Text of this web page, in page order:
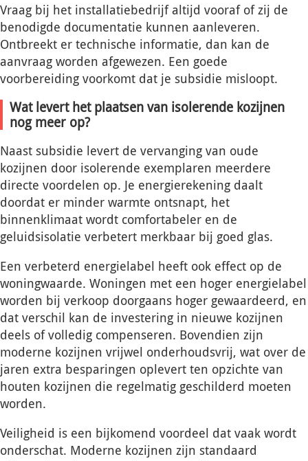
Vraag bij het installatiebedrijf altijd vooraf of zij de
benodigde documentatie kunnen aanleveren.
Ontbreekt er technische informatie, dan kan de
aanvraag worden afgewezen. Een goede
voorbereiding voorkomt dat je subsidie misloopt.
Wat levert het plaatsen van isolerende kozijnen
nog meer op?
Naast subsidie levert de vervanging van oude
kozijnen door isolerende exemplaren meerdere
directe voordelen op. Je energierekening daalt
doordat er minder warmte ontsnapt, het
binnenklimaat wordt comfortabeler en de
geluidsisolatie verbetert merkbaar bij goed glas.
Een verbeterd energielabel heeft ook effect op de
woningwaarde. Woningen met een hoger energielabel
worden bij verkoop doorgaans hoger gewaardeerd, en
dat verschil kan de investering in nieuwe kozijnen
deels of volledig compenseren. Bovendien zijn
moderne kozijnen vrijwel onderhoudsvrij, wat over de
jaren extra besparingen oplevert ten opzichte van
houten kozijnen die regelmatig geschilderd moeten
worden.
Veiligheid is een bijkomend voordeel dat vaak wordt
onderschat. Moderne kozijnen zijn standaard